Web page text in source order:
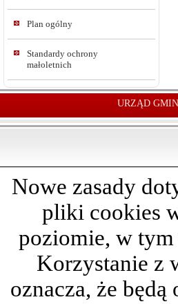
Plan ogólny
Standardy ochrony
małoletnich
URZĄD
Nowe zasady
pliki cookies
poziomie, w
Korzystanie z
oznacza, że